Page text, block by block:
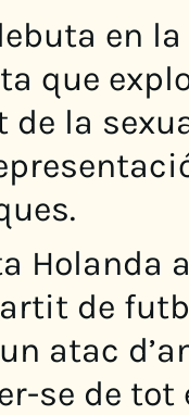
en
que
de la
Holanda
de
atac
se de